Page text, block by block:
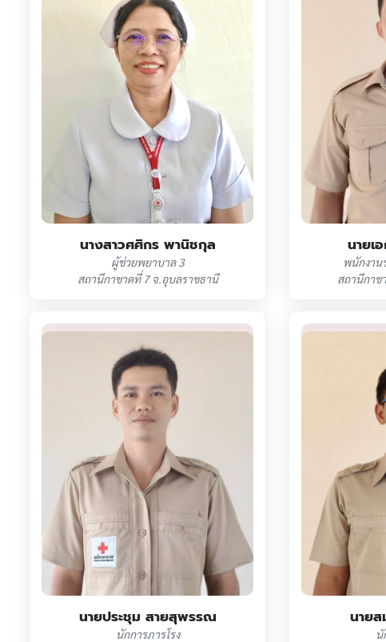
นางสาวศศิกร พานิชกุล
ผู้ช่วยพยาบาล 3
สถานีกาชาดที่ 7 จ.อุบลราชธานี
นายเ
พนักงาน
สถานีกาช
นายประชุม สายสุพรรณ
นักการภารโรง
นายส
นั